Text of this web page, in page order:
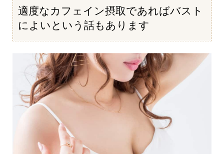
適度なカフェイン摂取であればバスト
によいという話もあります